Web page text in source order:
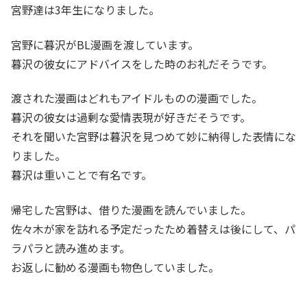
宮野達は3年生になりました。
宮野に暮沢がBL漫画を渡しています。
暮沢の彼女にアドバイスをした時のお礼だそうです。
渡された漫画はどれもアイドルものの漫画でした。
暮沢の彼女は過剰な愛情表現が好きだそうです。
それを聞いた宮野は暮沢を見つめて妙に納得した表情にな
りました。
暮沢は重いことで有名です。
帰宅した宮野は、借りた漫画を読んでいました。
佐々木が家を訪れる予定だったため着替えは後にして、パ
ラパラと読み進めます。
お返しに勧める漫画も物色していました。